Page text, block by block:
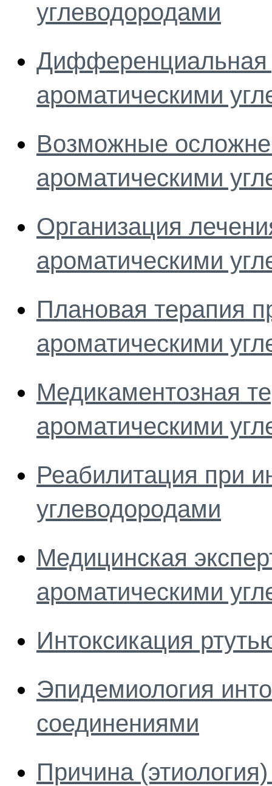
углеводородами
Дифференциальная
ароматическими
Возможные
ароматическими
Организация
ароматическими
Плановая терапия
ароматическими
Медикаментозная
ароматическими
Реабилитация при
углеводородами
Медицинская
ароматическими
Интоксикация
Эпидемиология
соединениями
Причина